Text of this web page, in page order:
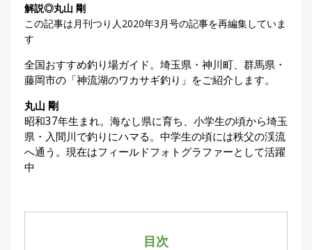
解説◎丸山 剛
この記事は月刊つり人2020年3月号の記事を再編集していま
す
全国おすすめ釣り場ガイド。埼玉県・神川町、群馬県・
藤岡市の「神流湖のワカサギ釣り」をご紹介します。
丸山 剛
昭和37年生まれ。海なし県に育ち、小学生の頃から埼玉
県・入間川で釣りにハマる。中学生の頃には秩父の渓流
へ通う。現在はフィールドフォトグラファーとして活躍
中
目次
す
国
お
す
す
め
釣
り
場
›
部